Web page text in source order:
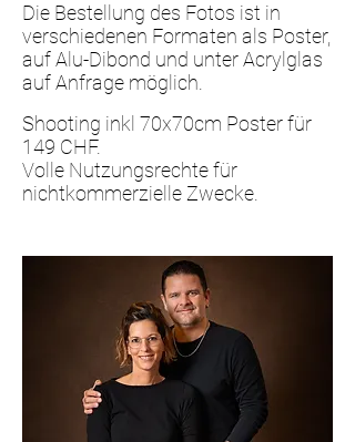
Die Bestellung des Fotos ist in
verschiedenen Formaten als Poster,
auf Alu-Dibond und unter Acrylglas
auf Anfrage möglich.
Shooting inkl 70x70cm Poster für
149 CHF.
Volle Nutzungsrechte für
nichtkommerzielle Zwecke.